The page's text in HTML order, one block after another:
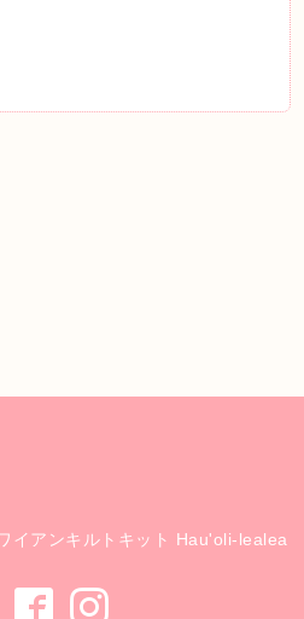
イアンキルトキット Hau'oli-lealea